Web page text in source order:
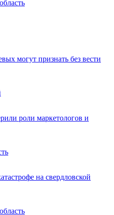
сухогруза в Черном море и
перевозки грузов
растут: где платят больше